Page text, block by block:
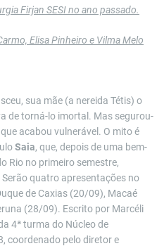
i
m
Firjan SESI no ano passado.
Elisa Pinheiro e Vilma Melo
sua mãe (a nereida Tétis) o
de torná-lo imortal. Mas segurou-
acabou vulnerável. O mito é
Saia, que, depois de uma bem-
Rio no primeiro semestre,
quatro apresentações no
de Caxias (20/09), Macaé
(28/09). Escrito por Marcéli
4ª turma do Núcleo de
coordenado pelo diretor e